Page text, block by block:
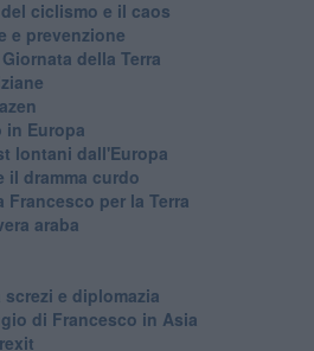
ciclismo e il caos
e prevenzione
della Terra
in Europa
lontani dall'Europa
il dramma curdo
Francesco per la Terra
araba
screzi e diplomazia
di Francesco in Asia